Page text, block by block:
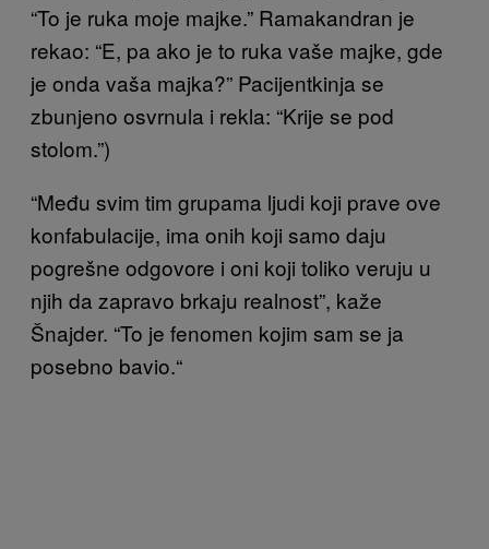
“To je ruka moje majke.” Ramakandran je
rekao: “E, pa ako je to ruka vaše majke, gde
je onda vaša majka?” Pacijentkinja se
zbunjeno osvrnula i rekla: “Krije se pod
stolom.”)
“Među svim tim grupama ljudi koji prave ove
konfabulacije, ima onih koji samo daju
pogrešne odgovore i oni koji toliko veruju u
njih da zapravo brkaju realnost”, kaže
Šnajder. “To je fenomen kojim sam se ja
posebno bavio.“